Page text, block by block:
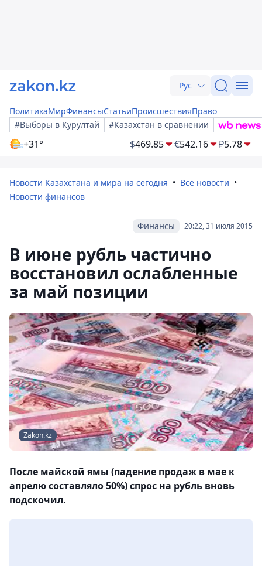
Рус
ПолитикаМирФинансыСтатьиПроисшествияПраво
#Выборы в Курултай
#Казахстан в сравнении
+31° $469.85 €542.16 ₽5.78
Новости Казахстана и мира на сегодня
Все новости
Новости финансов
20:22, 31 июля 2015
Финансы
В июне рубль частично
восстановил ослабленные
за май позиции
Zakon.kz
После майской ямы (падение продаж в мае к
апрелю составляло 50%) спрос на рубль вновь
подскочил.